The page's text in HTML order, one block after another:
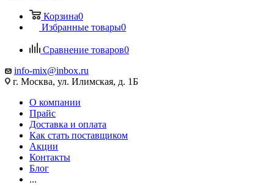
Корзина0
Избранные товары0
Сравнение товаров0
info-mix@inbox.ru
г. Москва, ул. Илимская, д. 1Б
О компании
Прайс
Доставка и оплата
Как стать поставщиком
Акции
Контакты
Блог
...